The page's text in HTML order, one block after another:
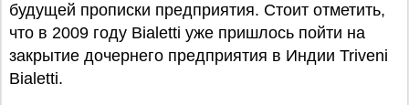
будущей прописки предприятия. Стоит отметить,
что в 2009 году Bialetti уже пришлось пойти на
закрытие дочернего предприятия в Индии Triveni
Bialetti.